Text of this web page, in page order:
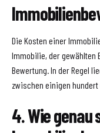
Die Kosten einer
Immobilie, der gewählten
Bewertung. In der Regel
zwischen einigen
4. Wie genau